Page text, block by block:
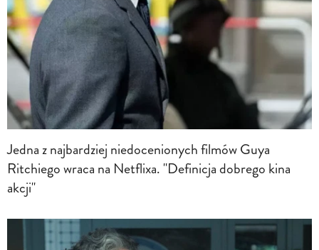
Jedna z najbardziej niedocenionych filmów Guya
Ritchiego wraca na Netflixa. "Definicja dobrego kina
akcji"